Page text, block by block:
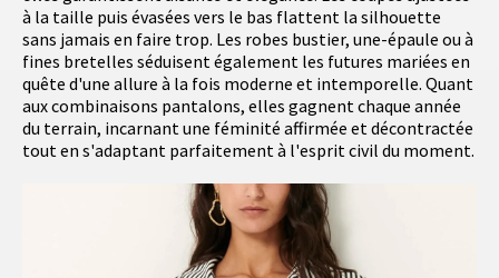
à la taille puis évasées vers le bas flattent la silhouette
sans jamais en faire trop. Les robes bustier, une-épaule ou à
fines bretelles séduisent également les futures mariées en
quête d'une allure à la fois moderne et intemporelle. Quant
aux combinaisons pantalons, elles gagnent chaque année
du terrain, incarnant une féminité affirmée et décontractée
tout en s'adaptant parfaitement à l'esprit civil du moment.